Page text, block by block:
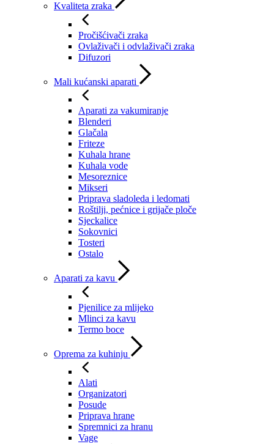
Kvaliteta zraka
Pročišćivači zraka
Ovlaživači i odvlaživači zraka
Difuzori
Mali kućanski aparati
Aparati za vakumiranje
Blenderi
Glačala
Friteze
Kuhala hrane
Kuhala vode
Mesoreznice
Mikseri
Priprava sladoleda i ledomati
Roštilji, pećnice i grijače ploče
Sjeckalice
Sokovnici
Tosteri
Ostalo
Aparati za kavu
Pjenilice za mlijeko
Mlinci za kavu
Termo boce
Oprema za kuhinju
Alati
Organizatori
Posude
Priprava hrane
Spremnici za hranu
Vage